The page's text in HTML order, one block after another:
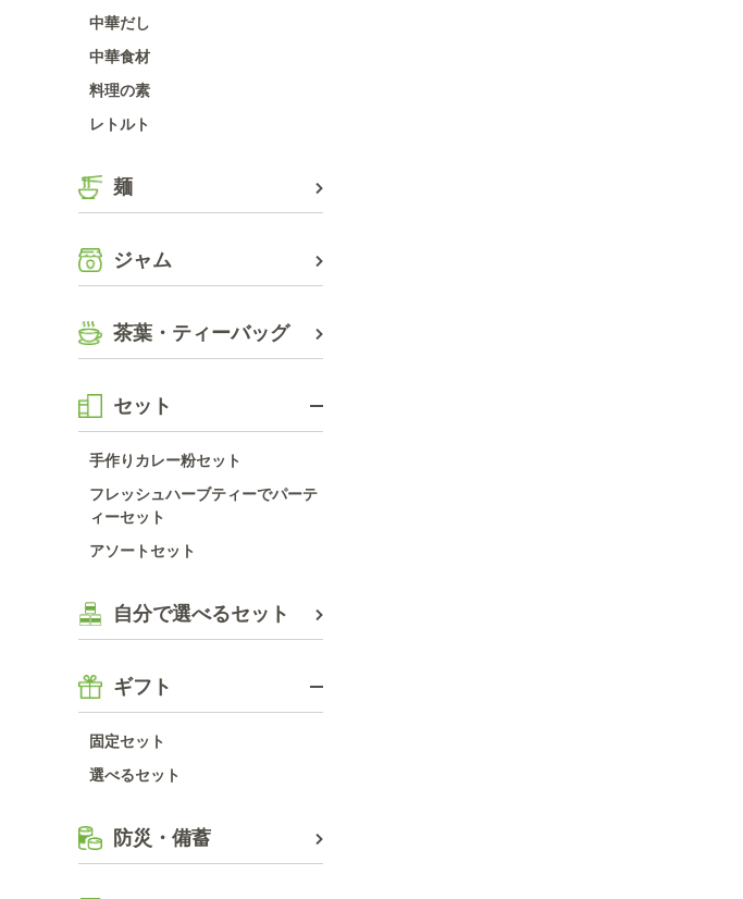
中華だし
中華食材
料理の素
レトルト
麺
ジャム
茶葉・ティーバッグ
セット
手作りカレー粉セット
フレッシュハーブティーでパーテ
ィーセット
アソートセット
自分で選べるセット
ギフト
固定セット
選べるセット
防災・備蓄